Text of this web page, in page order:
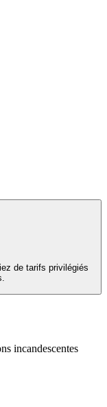
de tarifs privilégiés
incandescentes